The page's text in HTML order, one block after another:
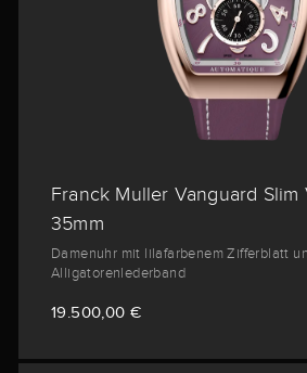
Franck Muller Vanguard
35mm
Damenuhr mit lilafarbenem Zifferblatt
Alligatorenlederband
19.500,00 €